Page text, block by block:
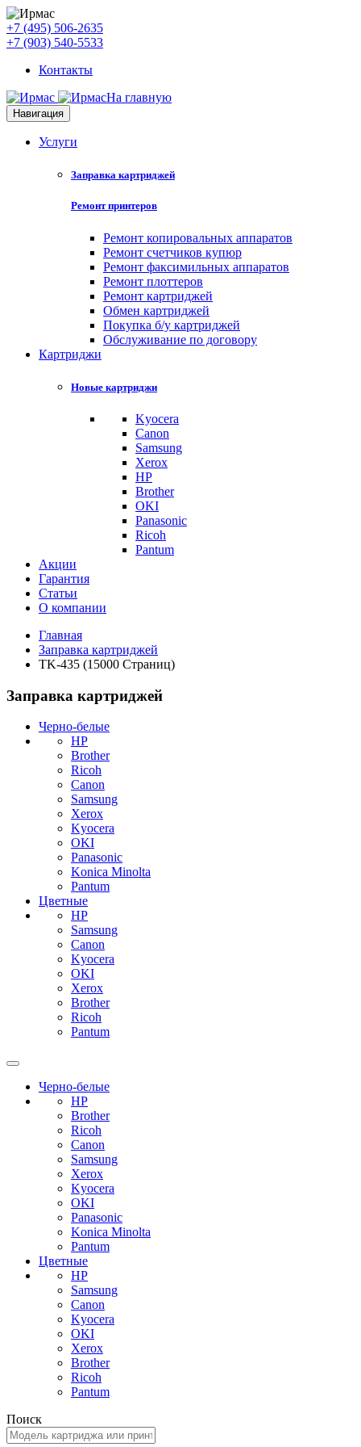
+7 (495) 506-2635
+7 (903) 540-5533
Контакты
На главную
Навигация
Услуги
Заправка картриджей
Ремонт принтеров
Ремонт копировальных аппаратов
Ремонт счетчиков купюр
Ремонт факсимильных аппаратов
Ремонт плоттеров
Ремонт картриджей
Обмен картриджей
Покупка б/у картриджей
Обслуживание по договору
Картриджи
Новые картриджи
Kyocera
Canon
Samsung
Xerox
HP
Brother
OKI
Panasonic
Ricoh
Pantum
Акции
Гарантия
Статьи
О компании
Главная
Заправка картриджей
TK-435 (15000 Страниц)
Заправка картриджей
Черно-белые
HP
Brother
Ricoh
Canon
Samsung
Xerox
Kyocera
OKI
Panasonic
Konica Minolta
Pantum
Цветные
HP
Samsung
Canon
Kyocera
OKI
Xerox
Brother
Ricoh
Pantum
Черно-белые
HP
Brother
Ricoh
Canon
Samsung
Xerox
Kyocera
OKI
Panasonic
Konica Minolta
Pantum
Цветные
HP
Samsung
Canon
Kyocera
OKI
Xerox
Brother
Ricoh
Pantum
Поиск